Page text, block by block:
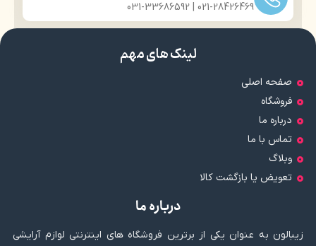
021-28426469 | 031-33686592
لینک های مهم
صفحه اصلی
فروشگاه
درباره ما
تماس با ما
وبلاگ
تعویض یا بازگشت کالا
درباره ما
زیبالون به عنوان یکی از برترین فروشگاه های اینترنتی لوازم آرایشی